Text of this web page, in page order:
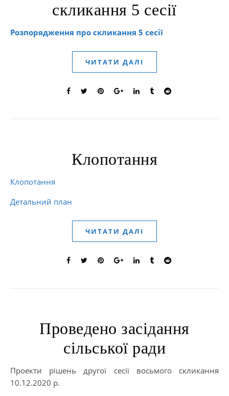
скликання 5 сесії
Розпорядження про скликання 5 сесії
ЧИТАТИ ДАЛІ
Клопотання
Клопотання
Детальний план
ЧИТАТИ ДАЛІ
Проведено засідання
сільської ради
Проекти рішень другої сесії восьмого скликання
10.12.2020 р.